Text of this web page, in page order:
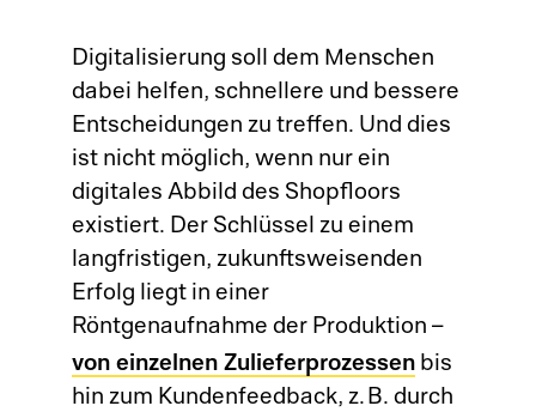
Digitalisierung soll dem Menschen
dabei helfen, schnellere und bessere
Entscheidungen zu treffen. Und dies
ist nicht möglich, wenn nur ein
digitales Abbild des Shopfloors
existiert. Der Schlüssel zu einem
langfristigen, zukunftsweisenden
Erfolg liegt in einer
Röntgenaufnahme der Produktion –
von einzelnen Zulieferprozessenbis
hin zum Kundenfeedback, z. B. durch